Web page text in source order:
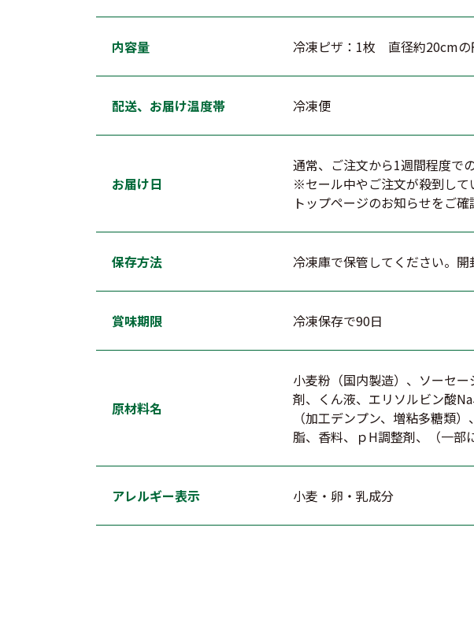
内容量 冷凍ピザ：1枚 直径約20cmの
配送、お届け温度帯 冷凍便
お届け日
通常、ご注文から1週間程度で
※セール中やご注文が殺到して
トップページのお知らせをご確
保存方法 冷凍庫で保管してください。開
賞味期限 冷凍保存で90日
原材料名
小麦粉（国内製造）、ソーセ
剤、くん液、エリソルビン酸
（加工デンプン、増粘多糖類
脂、香料、ｐH調整剤、（一部
アレルギー表示 小麦・卵・乳成分